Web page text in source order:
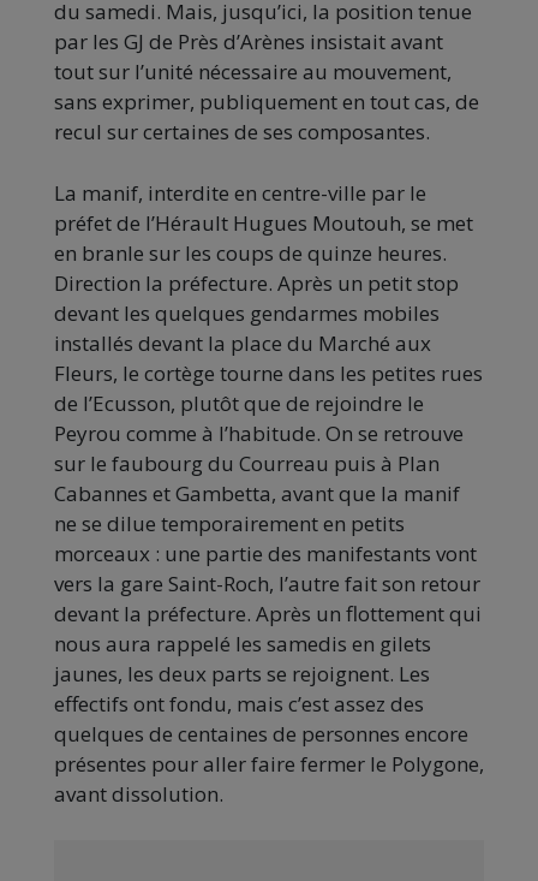
du samedi. Mais, jusqu’ici, la position tenue
par les GJ de Près d’Arènes insistait avant
tout sur l’unité nécessaire au mouvement,
sans exprimer, publiquement en tout cas, de
recul sur certaines de ses composantes.
La manif, interdite en centre-ville par le
préfet de l’Hérault Hugues Moutouh, se met
en branle sur les coups de quinze heures.
Direction la préfecture. Après un petit stop
devant les quelques gendarmes mobiles
installés devant la place du Marché aux
Fleurs, le cortège tourne dans les petites rues
de l’Ecusson, plutôt que de rejoindre le
Peyrou comme à l’habitude. On se retrouve
sur le faubourg du Courreau puis à Plan
Cabannes et Gambetta, avant que la manif
ne se dilue temporairement en petits
morceaux : une partie des manifestants vont
vers la gare Saint-Roch, l’autre fait son retour
devant la préfecture. Après un flottement qui
nous aura rappelé les samedis en gilets
jaunes, les deux parts se rejoignent. Les
effectifs ont fondu, mais c’est assez des
quelques de centaines de personnes encore
présentes pour aller faire fermer le Polygone,
avant dissolution.